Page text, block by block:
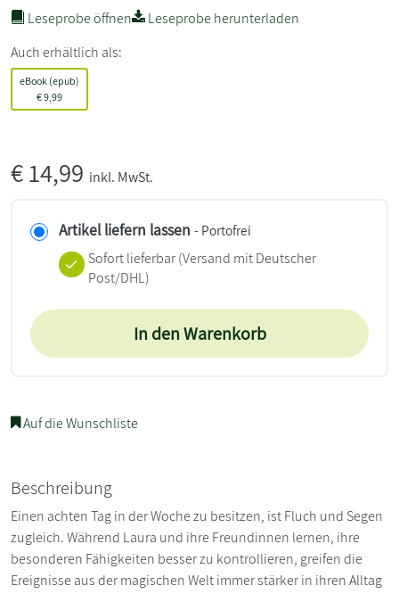
Leseprobe öffnen
Leseprobe herunterladen
Auch erhältlich als:
eBook (epub)
€9,99
€14,99 inkl. MwSt.
Artikel liefern lassen - Portofrei
Sofort lieferbar(Versand mit Deutscher
Post/DHL)
In den Warenkorb
Auf die Wunschliste
Beschreibung
Einen achten Tag in der Woche zu besitzen, ist Fluch und Segen
zugleich. Während Laura und ihre Freundinnen lernen, ihre
besonderen Fähigkeiten besser zu kontrollieren, greifen die
Ereignisse aus der magischen Welt immer stärker in ihren Alltag